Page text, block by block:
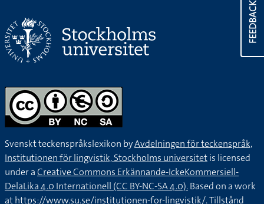
FEEDBACK
Svenskt teckenspråkslexikon byAvdelningen för teckenspråk,
Institutionen för lingvistik, Stockholms universitetis licensed
under aCreative Commons Erkännande-IckeKommersiell-
DelaLika 4.0 Internationell (CC BY-NC-SA 4.0).Based on a work
athttps://www.su.se/institutionen-for-lingvistik/. Tillstånd